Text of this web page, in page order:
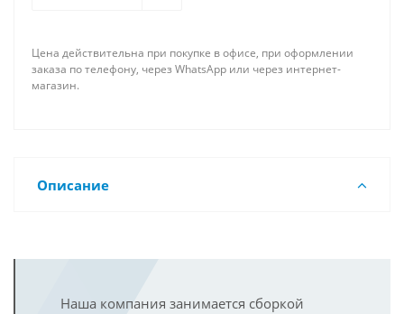
Цена действительна при покупке в офисе, при оформлении
заказа по телефону, через WhatsApp или через интернет-
магазин.
Описание
Наша компания занимается сборкой